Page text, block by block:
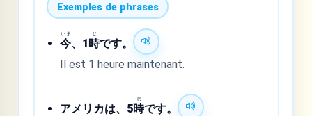
Exemples de phrases
今
いま
、1時
じ
です。
Il est 1 heure maintenant.
アメリカは、5時
じ
です。